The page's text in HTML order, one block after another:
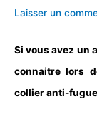
Laisser un
Si vous avez un
connaitre lors
collier anti-